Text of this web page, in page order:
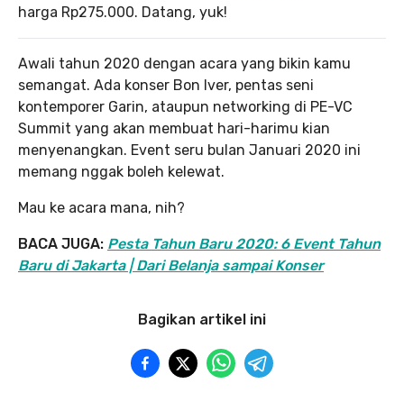
harga Rp275.000. Datang, yuk!
Awali tahun 2020 dengan acara yang bikin kamu
semangat. Ada konser Bon Iver, pentas seni
kontemporer Garin, ataupun networking di PE-VC
Summit yang akan membuat hari-harimu kian
menyenangkan. Event seru bulan Januari 2020 ini
memang nggak boleh kelewat.
Mau ke acara mana, nih?
BACA JUGA: Pesta Tahun Baru 2020: 6 Event Tahun
Baru di Jakarta | Dari Belanja sampai Konser
Bagikan artikel ini